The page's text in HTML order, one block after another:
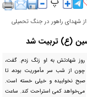
شهدای راهور در جنگ تحمیلی
(ع) تربیت شد
روز شهادتش به او زنگ زدم. گفت،
چون از شب سر مأموریت بوده، تا
صبح نخوابیده و خیلی خسته است.
می‌خواهد کمی استراحت کند. ساعت